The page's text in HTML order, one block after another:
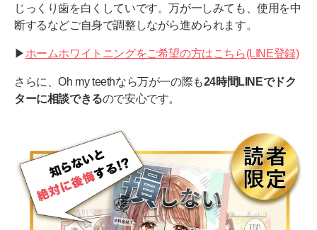
じっくり歯を白くしていです。万が一しみても、使用を中
断するなどご自身で調整しながら進められます。
▶︎ ホームホワイトニングをご希望の方はこちら(LINE登録)
さらに、Oh my teethなら万が一の際も24時間LINEでドク
ターに相談できるので安心です。